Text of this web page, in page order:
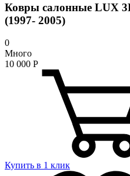
Ковры салонные LUX
(1997- 2005)
0
Много
10 000 Р
Купить в 1 клик